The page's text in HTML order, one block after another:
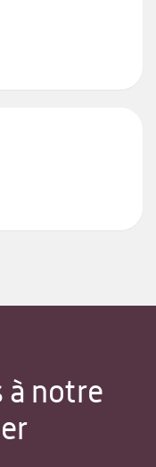
à notre